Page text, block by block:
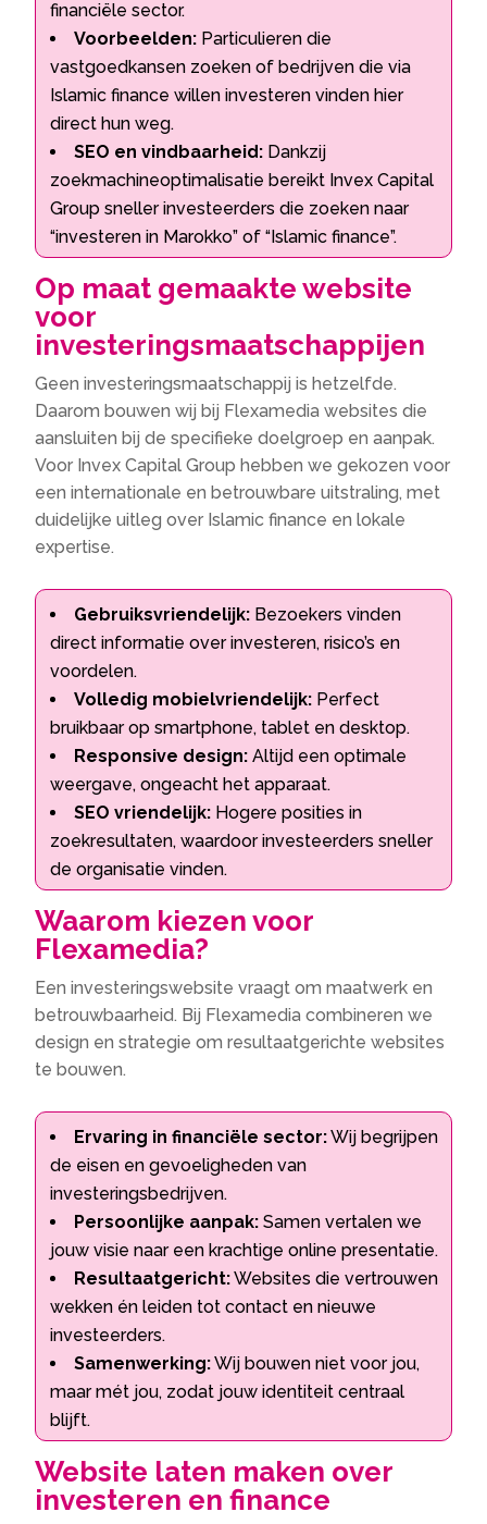
financiële sector.
Voorbeelden: Particulieren die
vastgoedkansen zoeken of bedrijven die via
Islamic finance willen investeren vinden hier
direct hun weg.
SEO en vindbaarheid: Dankzij
zoekmachineoptimalisatie bereikt Invex Capital
Group sneller investeerders die zoeken naar
“investeren in Marokko” of “Islamic finance”.
Op maat gemaakte website
voor
investeringsmaatschappijen
Geen investeringsmaatschappij is hetzelfde.
Daarom bouwen wij bij Flexamedia websites die
aansluiten bij de specifieke doelgroep en aanpak.
Voor Invex Capital Group hebben we gekozen voor
een internationale en betrouwbare uitstraling, met
duidelijke uitleg over Islamic finance en lokale
expertise.
Gebruiksvriendelijk: Bezoekers vinden
direct informatie over investeren, risico’s en
voordelen.
Volledig mobielvriendelijk: Perfect
bruikbaar op smartphone, tablet en desktop.
Responsive design: Altijd een optimale
weergave, ongeacht het apparaat.
SEO vriendelijk: Hogere posities in
zoekresultaten, waardoor investeerders sneller
de organisatie vinden.
Waarom kiezen voor
Flexamedia?
Een investeringswebsite vraagt om maatwerk en
betrouwbaarheid. Bij Flexamedia combineren we
design en strategie om resultaatgerichte websites
te bouwen.
Ervaring in financiële sector:Wij begrijpen
de eisen en gevoeligheden van
investeringsbedrijven.
Persoonlijke aanpak: Samen vertalen we
jouw visie naar een krachtige online presentatie.
Resultaatgericht:Websites die vertrouwen
wekken én leiden tot contact en nieuwe
investeerders.
Samenwerking:Wij bouwen niet voor jou,
maar mét jou, zodat jouw identiteit centraal
blijft.
Website laten maken over
investeren en finance